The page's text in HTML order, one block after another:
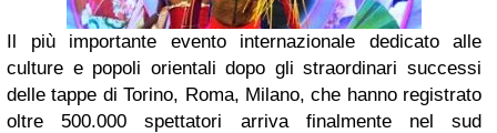
Il più importante evento internazionale dedicato alle
culture e popoli orientali dopo gli straordinari successi
delle tappe di Torino, Roma, Milano, che hanno registrato
oltre 500.000 spettatori arriva finalmente nel sud